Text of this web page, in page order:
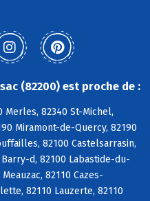
(82200) est proche de :
Merles, 82340 St-Michel,
Miramont-de-Quercy, 82190
82100 Castelsarrasin,
d, 82100 Labastide-du-
82110 Cazes-
82110 Lauzerte, 82110